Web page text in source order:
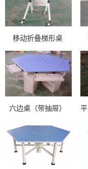
移动折叠梯形桌
六边桌（带抽屉）